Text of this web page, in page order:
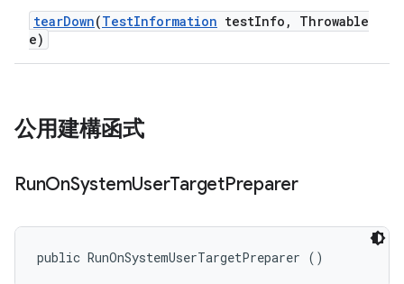
tearDown(TestInformation testInfo ,
Throwable
e)
公用建構函式
RunOnSystemUserTargetPreparer
public RunOnSystemUserTargetPreparer ()